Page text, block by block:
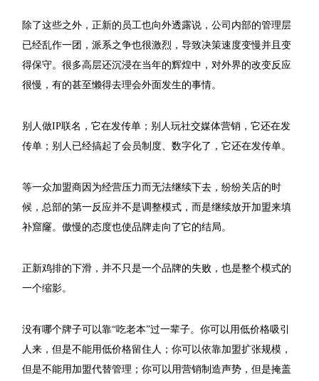
除了这些之外，正新的员工也向外透露说，公司内部的管理层
已经乱作一团，派系之争也很激烈，导致决策速度变慢并且变
得保守。很多高层还沉浸在当年的辉煌中，对外界的改变反应
很慢，有的甚至懒得去理会外面发生的事情。
别人做IP联名，它在发传单；别人玩社交媒体营销，它还在发
传单；别人已经搞起了会员制度、数字化了，它还在发传单。
等一众加盟商因为经营压力而无法继续下去，纷纷关店的时
候，总部的第一反应并不是调整模式，而是继续放开加盟来填
补窟窿。傲慢的态度也使品牌走向了它的结局。
正新鸡排的下滑，并不只是一个品牌的失败，也是整个模式的
一个缩影。
没有哪个牌子可以靠“吃老本”过一辈子。你可以用低价格吸引
人来，但是不能用低价格留住人；你可以依靠加盟扩张规模，
但是不能用加盟代替管理；你可以用营销制造声势，但是掩盖